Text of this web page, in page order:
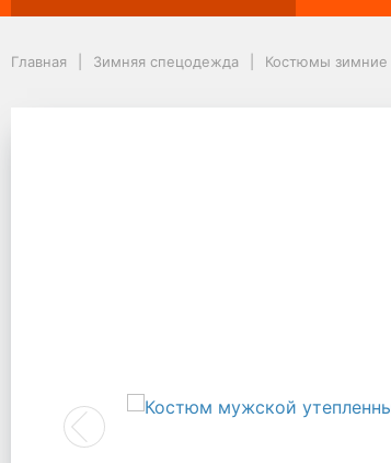
Главная Зимняя спецодежда Костюмы зимние
Previous